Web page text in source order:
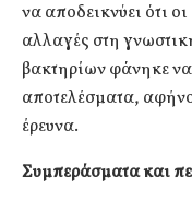
να αποδεικνύει ότι
αλλαγές στη
βακτηρίων φάνηκε
αποτελέσματα,
έρευνα.
Συμπεράσματα και